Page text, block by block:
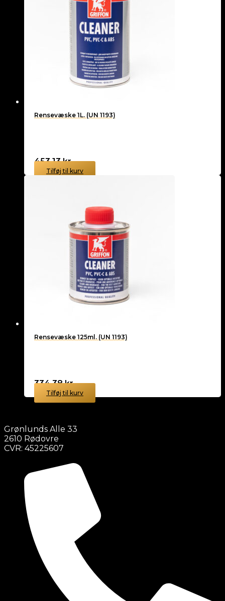
Rensevæske 1L. (UN 1193)
453,13kr.
Tilføj til kurv
Rensevæske 125ml. (UN 1193)
334,38kr.
Tilføj til kurv
Grønlunds Alle 33
2610 Rødovre
CVR: 45225607